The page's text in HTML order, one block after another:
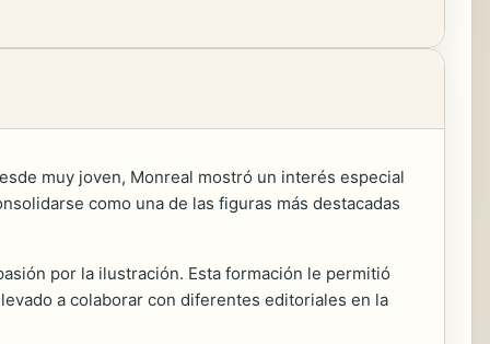
muy joven, Monreal mostró un interés especial
como una de las figuras más destacadas
por la ilustración. Esta formación le permitió
a colaborar con diferentes editoriales en la